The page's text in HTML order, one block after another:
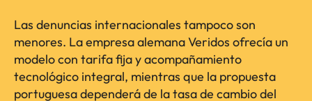
Las denuncias internacionales tampoco son
menores. La empresa alemana Veridos ofrecía un
modelo con tarifa fija y acompañamiento
tecnológico integral, mientras que la propuesta
portuguesa dependerá de la tasa de cambio del